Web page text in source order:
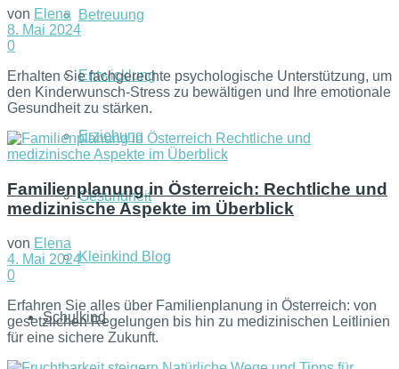
Betreuung
Entwicklung
Erziehung
Gesundheit
Kleinkind Blog
Schulkind
von Elena
8. Mai 2024
0
Erhalten Sie fachgerechte psychologische Unterstützung, um
den Kinderwunsch-Stress zu bewältigen und Ihre emotionale
Gesundheit zu stärken.
Familienplanung in Österreich: Rechtliche und
medizinische Aspekte im Überblick
von Elena
4. Mai 2024
0
Erfahren Sie alles über Familienplanung in Österreich: von
gesetzlichen Regelungen bis hin zu medizinischen Leitlinien
für eine sichere Zukunft.